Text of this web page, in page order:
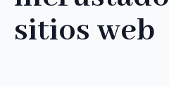
sitios web